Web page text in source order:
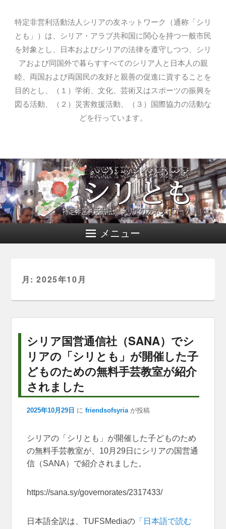
特定非営利活動法人シリアの友ネットワーク（通称「シリ
とも」）は、シリア・アラブ共和国に関心を持つ一般市民
を対象とし、日本およびシリアの法律を遵守しつつ、シリ
アおよび同国外で暮らすすべてのシリア人と日本人の親
睦、両国および両国民の友好と親善の促進に資することを
目的とし、（１）学術、文化、芸術又はスポーツの振興を
図る活動、（２）災害救援活動、（３）国際協力の活動な
どを行っています。
メニュー
月:2025年10月
シリア国営通信社（SANA）でシ
リアの「シリとも」が開催した子
どものための無料手芸教室が紹介
されました
2025年10月29日 に friendsofsyria が投稿
シリアの「シリとも」が開催した子どものため
の無料手芸教室が、10月29日にシリアの国営通
信（SANA）で紹介されました。
https://sana.sy/governorates/2317433/
日本語全訳は、TUFSMediaの 「日本語で読む